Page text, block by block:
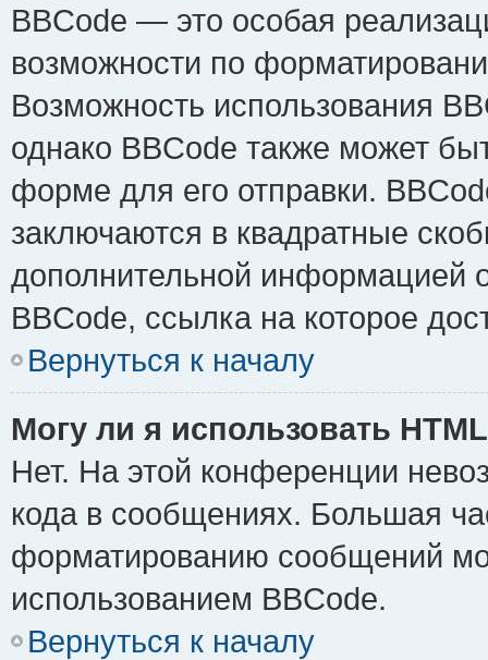
BBCode — это особая
возможности по
Возможность использования
однако BBCode также может
форме для его отправки.
заключаются в квадратные
дополнительной информацией
BBCode, ссылка на которое
Вернуться к началу
Могу ли я использовать
Нет. На этой конференции
кода в сообщениях. Большая
форматированию сообщений
использованием BBCode.
Вернуться к началу